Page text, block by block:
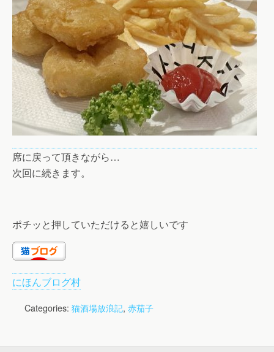
席に戻って頂きながら…
次回に続きます。
ポチッと押していただけると嬉しいです
にほんブログ村
Categories: 猫酒場放浪記, 赤茄子